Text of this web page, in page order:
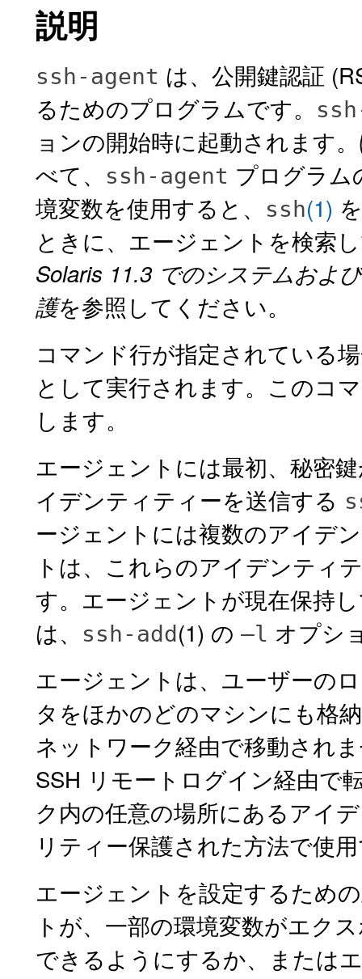
説明
ssh-agent は、公開鍵認証
るためのプログラムです。
ョンの開始時に起動されます
べて、
ssh-agent プログラム
境変数を使用すると、
ssh(1)
ときに、エージェントを検索
Solaris 11.3 でのシステムおよ
護を参照してください。
コマンド行が指定されている
として実行されます。このコ
します。
エージェントには最初、秘密
イデンティティーを送信する
ージェントには複数のアイデ
トは、これらのアイデンティ
す。エージェントが現在保持
は、
ssh-add(1) の –l オプシ
エージェントは、ユーザーの
タをほかのどのマシンにも格
ネットワーク経由で移動され
SSH リモートログイン経由で
ク内の任意の場所にあるアイ
リティー保護された方法で使
エージェントを設定するため
トが、一部の環境変数がエク
できるようにするか、または